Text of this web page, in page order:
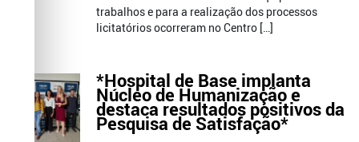
trabalhos e para a realização dos processos
licitatórios ocorreram no Centro […]
*Hospital de Base implanta
Núcleo de Humanização e
destaca resultados positivos da
Pesquisa de Satisfação*